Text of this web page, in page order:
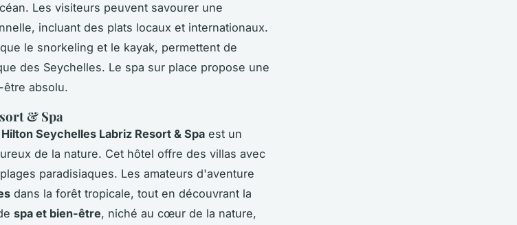
Les visiteurs peuvent savourer une
incluant des plats locaux et internationaux.
le snorkeling et le kayak, permettent de
des Seychelles. Le spa sur place propose une
absolu.
& Spa
Hilton Seychelles Labriz Resort & Spa est un
de la nature. Cet hôtel offre des villas avec
paradisiaques. Les amateurs d'aventure
dans la forêt tropicale, tout en découvrant la
spa et bien-être, niché au cœur de la nature,